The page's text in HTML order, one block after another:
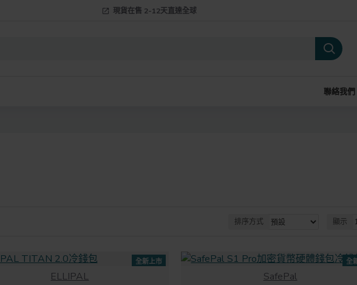
現貨在售 2-12天直達全球
聯絡我們
排序方式 顯示
全新上市
ELLIPAL
全
SafePal